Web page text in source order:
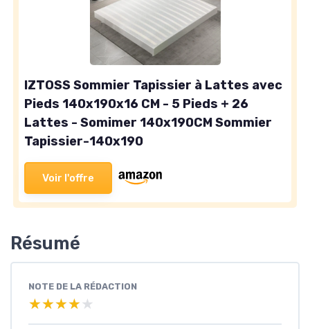
IZTOSS Sommier Tapissier à Lattes avec
Pieds 140x190x16 CM - 5 Pieds + 26
Lattes - Somimer 140x190CM Sommier
Tapissier-140x190
Voir l'offre
Résumé
NOTE DE LA RÉDACTION
★★★★★
★★★★★